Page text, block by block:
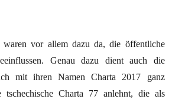
waren vor allem dazu da, die öffentliche
Genau dazu dient auch die
mit ihren Namen Charta 2017 ganz
tschechische Charta 77 anlehnt, die als